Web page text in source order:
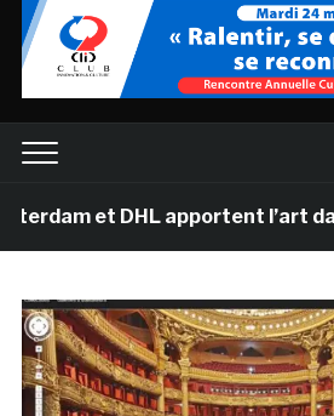
et DHL apportent l’art dans les